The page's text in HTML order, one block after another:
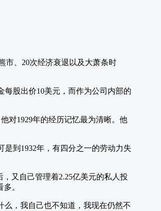
市、20次经济衰退以及大萧条时
每股出价10美元，而作为公司内部的
对1929年的经历记忆最为清晰。他
到1932年，有四分之一的劳动力失
又自己管理着2.25亿美元的私人投
。
么，我自己也不知道，我现在仍然不